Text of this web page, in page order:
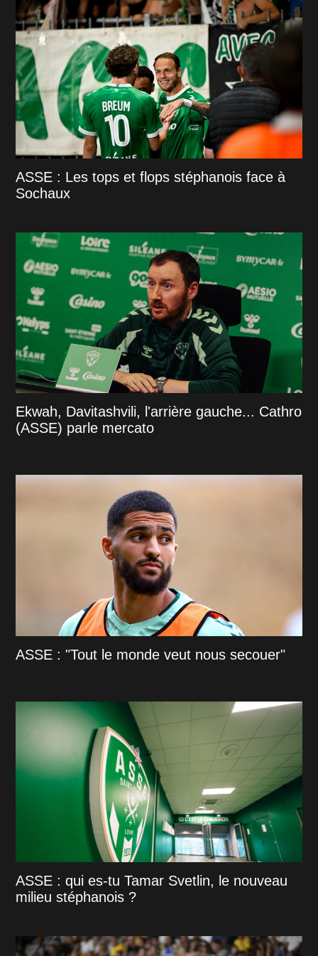
ASSE : Les tops et flops stéphanois face à
Sochaux
Ekwah, Davitashvili, l'arrière gauche... Cathro
(ASSE) parle mercato
ASSE : "Tout le monde veut nous secouer"
ASSE : qui es-tu Tamar Svetlin, le nouveau
milieu stéphanois ?